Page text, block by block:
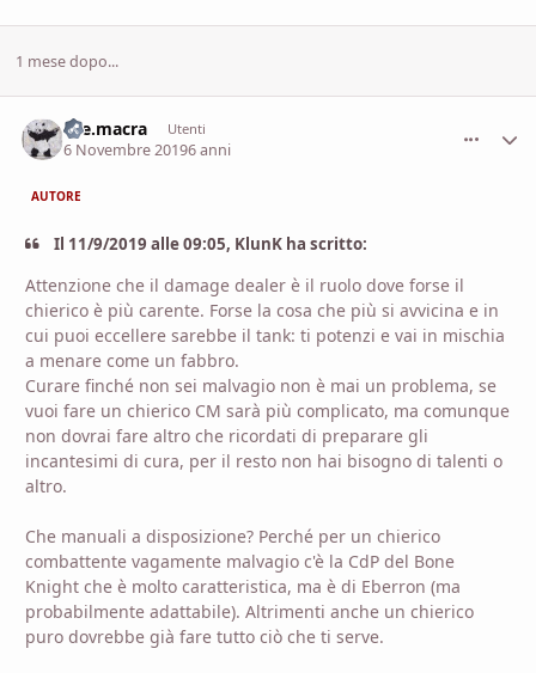
1 mese dopo...
the.macra Utenti
6 Novembre 20196 anni
AUTORE
Il 11/9/2019 alle 09:05, KlunK ha scritto:
Attenzione che il damage dealer è il ruolo dove forse il
chierico è più carente. Forse la cosa che più si avvicina e in
cui puoi eccellere sarebbe il tank: ti potenzi e vai in mischia
a menare come un fabbro.
Curare finché non sei malvagio non è mai un problema, se
vuoi fare un chierico CM sarà più complicato, ma comunque
non dovrai fare altro che ricordati di preparare gli
incantesimi di cura, per il resto non hai bisogno di talenti o
altro.
Che manuali a disposizione? Perché per un chierico
combattente vagamente malvagio c'è la CdP del Bone
Knight che è molto caratteristica, ma è di Eberron (ma
probabilmente adattabile). Altrimenti anche un chierico
puro dovrebbe già fare tutto ciò che ti serve.